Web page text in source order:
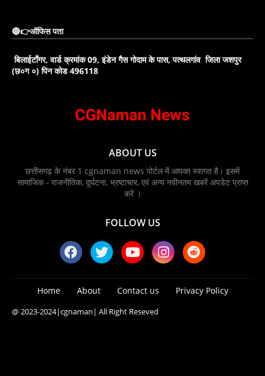
🔴👉ऑफिस पता
बिलाईटाँगर, वार्ड क्रमांक 09, इंडेन गैस गोदाम के पास, पत्थलगांव जिला जशपुर
(छ०ग ०) पिन कोड 496118
ABOUT US
छत्तीसगढ़ के नंबर 1 cgnaman news पोर्टल में आपका स्वागत है। इसमें
सामाजिक - राजनीतिक, दुर्घटना, भ्रष्टाचार, एवं अन्य नवीनतम खबरें अपडेट प्राप्त
करें ।
FOLLOW US
Home About Contact us Privacy Policy
@ 2023-2024|cgnaman| All Right Reseved